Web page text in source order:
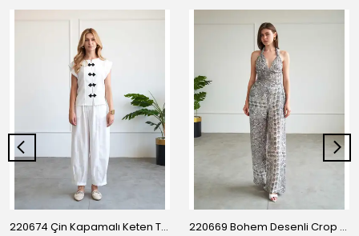
220674 Çin Kapamalı Keten Takım 220669 Bohem Desenli Crop Pantolon Takım